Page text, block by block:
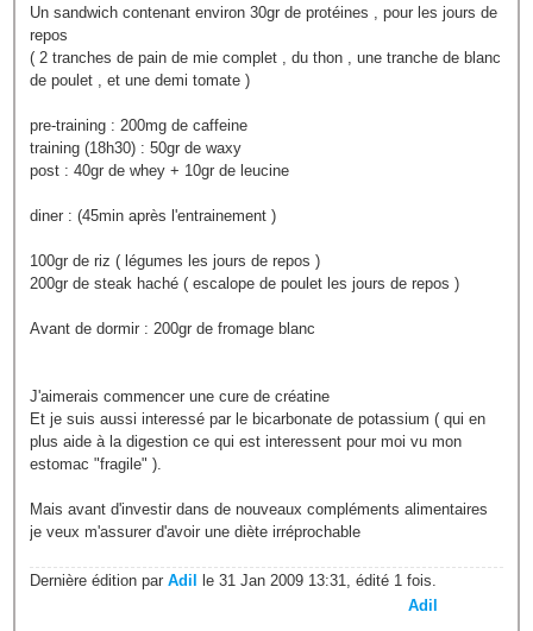
Un sandwich contenant environ 30gr de protéines , pour les jours de
repos
( 2 tranches de pain de mie complet , du thon , une tranche de blanc
de poulet , et une demi tomate )
pre-training : 200mg de caffeine
training (18h30) : 50gr de waxy
post : 40gr de whey + 10gr de leucine
diner : (45min après l'entrainement )
100gr de riz ( légumes les jours de repos )
200gr de steak haché ( escalope de poulet les jours de repos )
Avant de dormir : 200gr de fromage blanc
J'aimerais commencer une cure de créatine
Et je suis aussi interessé par le bicarbonate de potassium ( qui en
plus aide à la digestion ce qui est interessent pour moi vu mon
estomac "fragile" ).
Mais avant d'investir dans de nouveaux compléments alimentaires
je veux m'assurer d'avoir une diète irréprochable
Dernière édition parAdil le 31 Jan 2009 13:31, édité 1 fois.
Adil